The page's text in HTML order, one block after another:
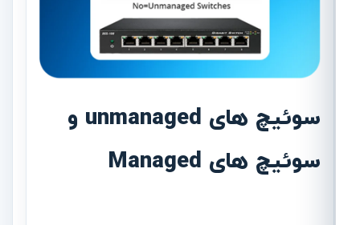
سوئیچ های unmanaged و
سوئیچ های Managed